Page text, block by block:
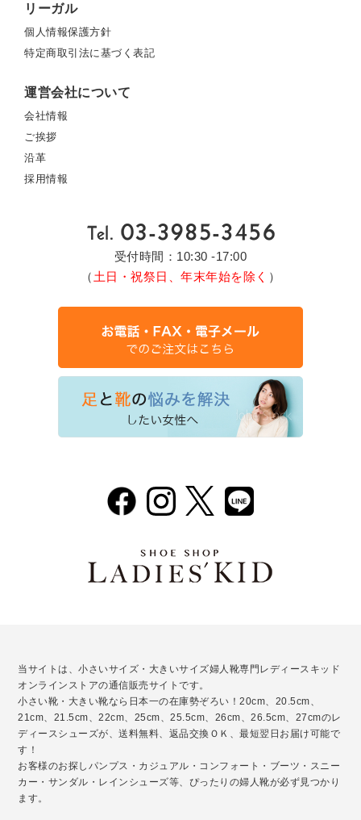
リーガル
個人情報保護方針
特定商取引法に基づく表記
運営会社について
会社情報
ご挨拶
沿革
採用情報
受付時間：10:30 -17:00
（ 土日・祝祭日、年末年始を除く ）
当サイトは、小さいサイズ・大きいサイズ婦人靴専門レディースキッド
オンラインストアの通信販売サイトです。
小さい靴・大きい靴なら日本一の在庫勢ぞろい！20cm、20.5cm、
21cm、21.5cm、22cm、25cm、25.5cm、26cm、26.5cm、27cmのレ
ディースシューズが、送料無料、返品交換ＯＫ、最短翌日お届け可能で
す！
お客様のお探しパンプス・カジュアル・コンフォート・ブーツ・スニー
カー・サンダル・レインシューズ等、ぴったりの婦人靴が必ず見つかり
ます。